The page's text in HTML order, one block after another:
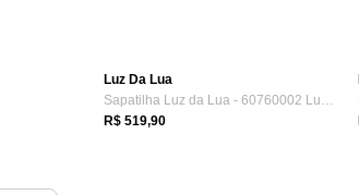
Luz Da Lua
Sapatilha Luz da Lua - 60760002 Luz Da L...
R$ 519,90